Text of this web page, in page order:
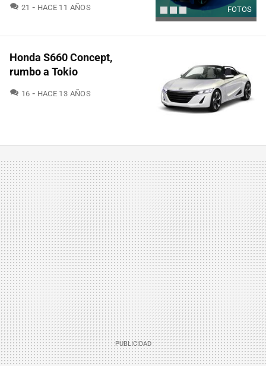
FOTOS
21 COMENTARIOS
HACE 11 AÑOS
Honda S660 Concept,
rumbo a Tokio
16 COMENTARIOS
HACE 13 AÑOS